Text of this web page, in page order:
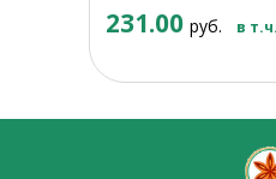
231.00 руб. в